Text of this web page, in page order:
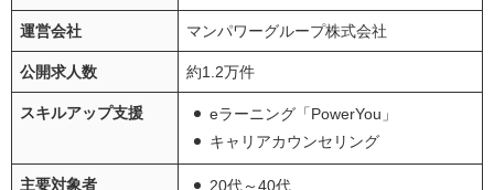
運営会社 マンパワーグループ株式会社
公開求人数 約1.2万件
スキルアップ支援
eラーニング「PowerYou」
キャリアカウンセリング
主要対象者
20代～40代